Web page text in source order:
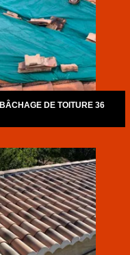
BÂCHAGE DE TOITURE 36